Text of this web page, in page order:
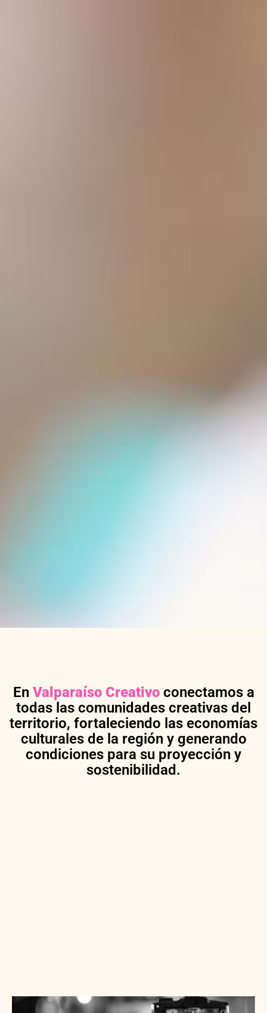
En Valparaíso Creativoconectamos a
todas las comunidades creativas del
territorio, fortaleciendo las economías
culturales de la región y generando
condiciones para su proyección y
sostenibilidad.